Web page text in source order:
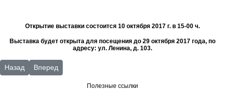
Открытие выставки состоится 10 октября 2017 г. в 15-00 ч.
Выставка будет открыта для посещения до 29 октября 2017 года, по
адресу: ул. Ленина, д. 103.
Предыдущий: Октябрь 2017
Назад Следующий: Библиотека сегодня
Вперед
Полезные ссылки